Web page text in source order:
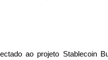
ao projeto Stablecoin